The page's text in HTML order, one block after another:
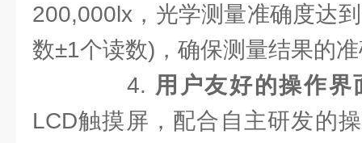
200,000lx，光学测量准确度达
数±1个读数)，确保测量结果的
4. 用户友好的操作界
LCD触摸屏，配合自主研发的